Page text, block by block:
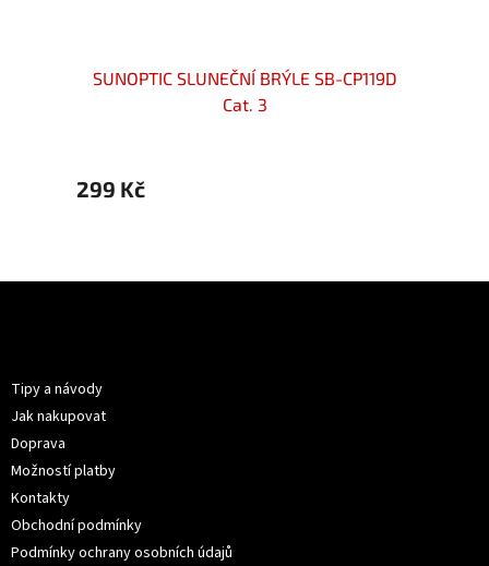
SUNOPTIC SLUNEČNÍ BRÝLE SB-CP119D
Cat. 3
299 Kč
Tipy a návody
Jak nakupovat
Doprava
Možností platby
Kontakty
Obchodní podmínky
Podmínky ochrany osobních údajů